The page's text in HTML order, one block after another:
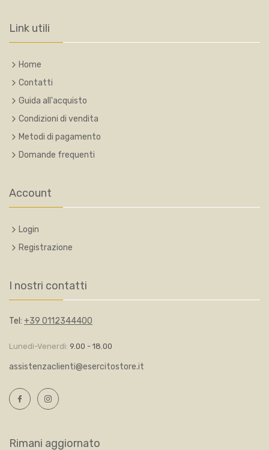
Link utili
Home
Contatti
Guida all'acquisto
Condizioni di vendita
Metodi di pagamento
Domande frequenti
Account
Login
Registrazione
I nostri contatti
Tel: +39 0112344400
Lunedì-Venerdì: 9.00 - 18.00
assistenzaclienti@esercitostore.it
Rimani aggiornato